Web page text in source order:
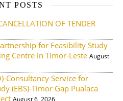
POSTS
OF TENDER
for Feasibility Study
Centre in Timor-Leste August
Consultancy Service for
(EBS)-Timor Gap Pualaca
August 6, 2026